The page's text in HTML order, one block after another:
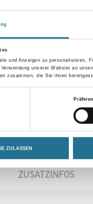
und Anzeigen zu personalisieren,
unserer Website an
zusammen, die Sie ihnen
ZULASSEN
ZUSATZINFOS